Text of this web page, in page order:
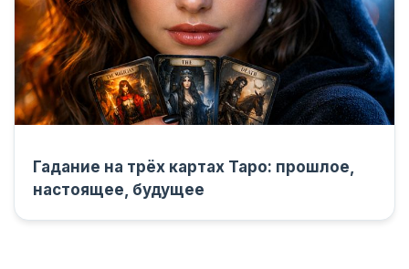
Гадание на трёх картах Таро: прошлое,
настоящее, будущее